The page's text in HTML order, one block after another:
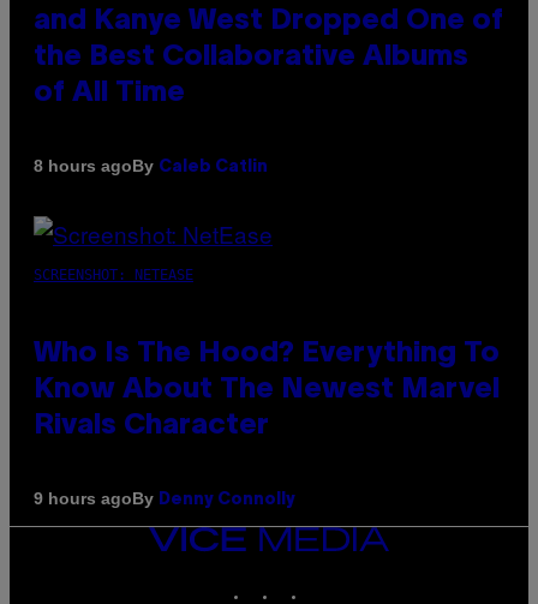
and Kanye West Dropped One of
the Best Collaborative Albums
of All Time
8 hours agoBy Caleb Catlin
SCREENSHOT: NETEASE
Who Is The Hood? Everything To
Know About The Newest Marvel
Rivals Character
9 hours agoBy Denny Connolly
VICE
MEDIA